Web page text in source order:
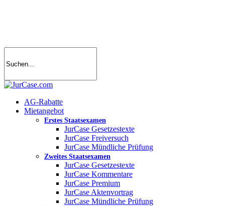
search
account
Menu
AG-Rabatte
Mietangebot
Erstes Staatsexamen
JurCase Gesetzestexte
JurCase Freiversuch
JurCase Mündliche Prüfung
Zweites Staatsexamen
JurCase Gesetzestexte
JurCase Kommentare
JurCase Premium
JurCase Aktenvortrag
JurCase Mündliche Prüfung